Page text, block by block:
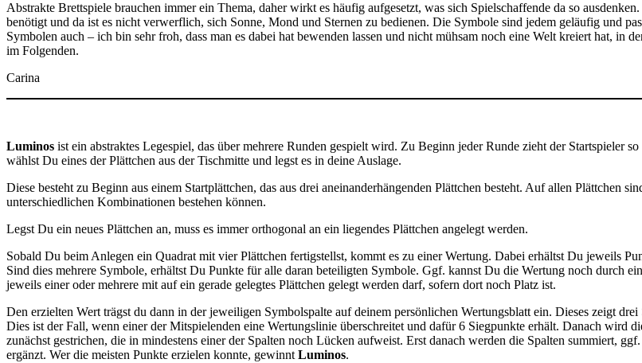
Abstrakte Brettspiele brauchen immer ein Thema, daher wirkt es häufig aufgesetzt, was sich Spielschaffende da so
benötigt und da ist es nicht verwerflich, sich Sonne, Mond und Sternen zu bedienen. Die Symbole sind jedem geläufig und
Symbolen auch – ich bin sehr froh, dass man es dabei hat bewenden lassen und nicht mühsam noch eine Welt kreiert hat, in
im Folgenden.
Carina
Luminos ist ein abstraktes Legespiel, das über mehrere Runden gespielt wird. Zu Beginn jeder Runde zieht der Startspieler
wählst Du eines der Plättchen aus der Tischmitte und legst es in deine Auslage.
Diese besteht zu Beginn aus einem Startplättchen, das aus drei aneinanderhängenden Plättchen besteht. Auf allen Plättchen
unterschiedlichen Kombinationen bestehen können.
Legst Du ein neues Plättchen an, muss es immer orthogonal an ein liegendes Plättchen angelegt werden.
Sobald Du beim Anlegen ein Quadrat mit vier Plättchen fertigstellst, kommt es zu einer Wertung. Dabei erhältst Du jeweils
Sind dies mehrere Symbole, erhältst Du Punkte für alle daran beteiligten Symbole. Ggf. kannst Du die Wertung noch durch
jeweils einer oder mehrere mit auf ein gerade gelegtes Plättchen gelegt werden darf, sofern dort noch Platz ist.
Den erzielten Wert trägst du dann in der jeweiligen Symbolspalte auf deinem persönlichen Wertungsblatt ein. Dieses zeigt
Dies ist der Fall, wenn einer der Mitspielenden eine Wertungslinie überschreitet und dafür 6 Siegpunkte erhält. Danach wird
zunächst gestrichen, die in mindestens einer der Spalten noch Lücken aufweist. Erst danach werden die Spalten summiert,
ergänzt. Wer die meisten Punkte erzielen konnte, gewinnt Luminos.